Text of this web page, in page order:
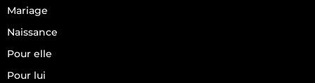
Mariage
Naissance
Pour elle
Pour lui